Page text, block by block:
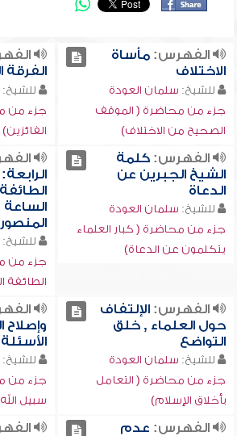
الفهرس:مأساة
الاختلاف
للشيخ: سلمان العودة
جزء من محاضرة ( الموقف
الصحيح من الاختلاف)
الفرقة
للشيخ:
جزء من
الفائزين)
الفهرس:كلمة
الشيخ الجبرين عن
الدعاة
للشيخ: سلمان العودة
جزء من محاضرة ( كبار العلماء
يتكلمون عن الدعاة)
للشيخ:
جزء من
الطائفة
الفهرس:الإلتفاف
حول العلماء , خلق
التواضع
للشيخ: سلمان العودة
جزء من محاضرة ( التعامل
بأخلاق الإسلام)
وإصلاح
الأسئلة
للشيخ:
جزء من
سبيل
الفهرس: عدم